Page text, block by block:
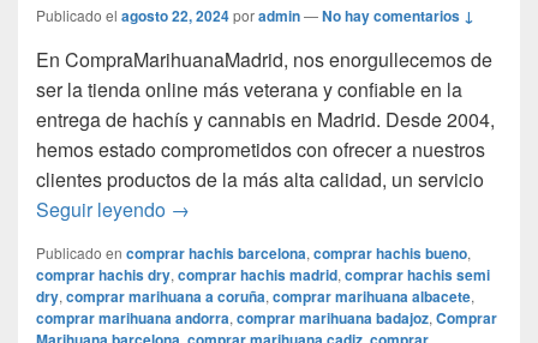
Publicado el agosto 22, 2024poradmin—No hay comentarios ↓
En CompraMarihuanaMadrid, nos enorgullecemos de
ser la tienda online más veterana y confiable en la
entrega de hachís y cannabis en Madrid. Desde 2004,
hemos estado comprometidos con ofrecer a nuestros
clientes productos de la más alta calidad, un servicio
Seguir leyendo ¡Bienvenido a CompraMarihuanaMadrid:
→
Publicado en comprar hachis barcelona, comprar hachis bueno,
comprar hachis dry, comprar hachis madrid, comprar hachis semi
dry, comprar marihuana a coruña, comprar marihuana albacete,
comprar marihuana andorra, comprar marihuana badajoz, Comprar